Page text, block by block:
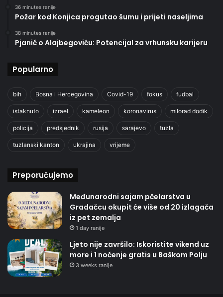
36 minutes ranije
Požar kod Konjica progutao šumu i prijeti naseljima
38 minutes ranije
Pjanić o Alajbegoviću: Potencijal za vrhunsku karijeru
Popularno
bih Bosna i Hercegovina Covid-19 fokus fudbal
istaknuto izrael kameleon koronavirus milorad dodik
policija predsjednik rusija sarajevo tuzla
tuzlanski kanton ukrajina vrijeme
Preporučujemo
Međunarodni sajam pčelarstva u
Gradačcu okupit će više od 20 izlagača
iz pet zemalja
1 day ranije
Ljeto nije završilo: Iskoristite vikend uz
more i 1 noćenje gratis u Baškom Polju
3 weeks ranije